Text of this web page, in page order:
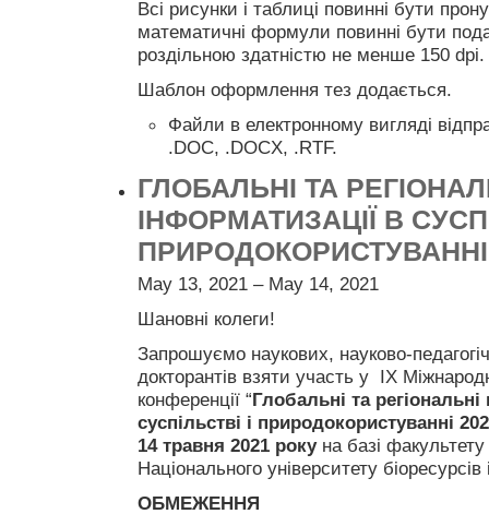
Всі рисунки і таблиці повинні бути
математичні формули повинні бути
роздільною здатністю не менше 150 dpi.
Шаблон оформлення тез додається.
Файли в електронному вигляді
.DOC, .DOCX, .RTF.
ГЛОБАЛЬНІ ТА
ІНФОРМАТИЗАЦІЇ В
ПРИРОДОКОРИСТУВАННІ
May 13, 2021 – May 14, 2021
Шановні колеги!
Запрошуємо наукових, науково-
докторантів взяти участь у IX
конференції “Глобальні та
суспільстві і природокористуванні
14 травня 2021 рокуна базі
Національного університету
ОБМЕЖЕННЯ